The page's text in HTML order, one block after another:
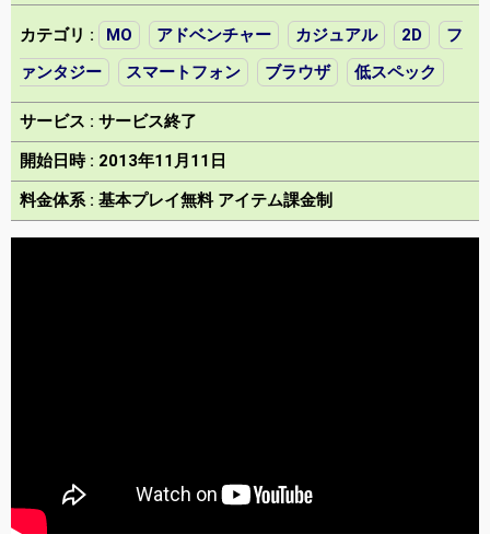
カテゴリ : MO アドベンチャー カジュアル 2D
フ
ァンタジー
スマートフォン ブラウザ 低スペック
サービス : サービス終了
開始日時 : 2013年11月11日
料金体系 : 基本プレイ無料 アイテム課金制